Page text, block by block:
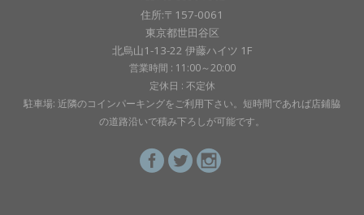
住所:〒157-0061
東京都世田谷区
北烏山1-13-22 伊藤ハイツ 1F
営業時間 : 11:00～20:00
定休日 : 不定休
駐車場: 近隣のコインパーキングをご利用下さい。短時間であれば店鋪脇
の道路沿いで積み下ろしが可能です。